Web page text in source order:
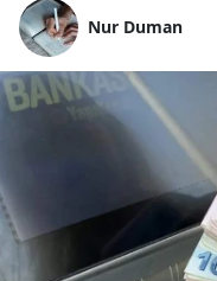
Nur Duman